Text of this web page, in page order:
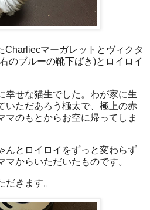
Charliecマーガレットとヴィクタ
のブルーの靴下ばき)とロイロイ
幸せな猫生でした。わが家に生
いただあろう極太で、極上の赤
マのもとからお空に帰ってしま
んとロイロイをずっと変わらず
からいただいたものです。
きます。